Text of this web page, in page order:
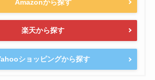
Amazonから探す
楽天から探す
ショッピングから探す